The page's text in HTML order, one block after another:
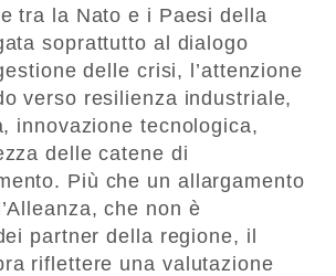
tra la Nato e i Paesi della
soprattutto al dialogo
delle crisi, l’attenzione
verso resilienza industriale,
innovazione tecnologica,
delle catene di
Più che un allargamento
che non è
partner della regione, il
riflettere una valutazione